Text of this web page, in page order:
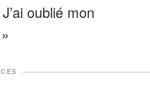
oublié mon